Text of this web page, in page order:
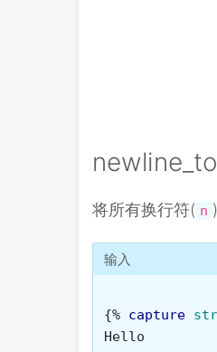
将所有换行符( n
输入
{% capture
Hello